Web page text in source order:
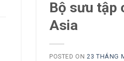
Bộ sưu tập
Asia
POSTED ON23 THÁNG